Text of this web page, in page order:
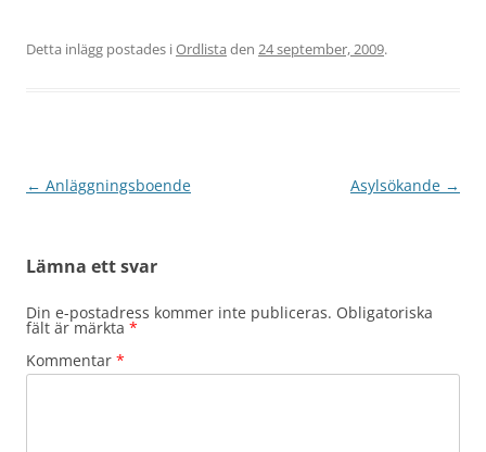
Detta inlägg postades iOrdlista den 24 september, 2009.
Inläggsnavigering
← Anläggningsboende Asylsökande →
Lämna ett svar
Din e-postadress kommer inte publiceras. Obligatoriska
fält är märkta *
Kommentar *